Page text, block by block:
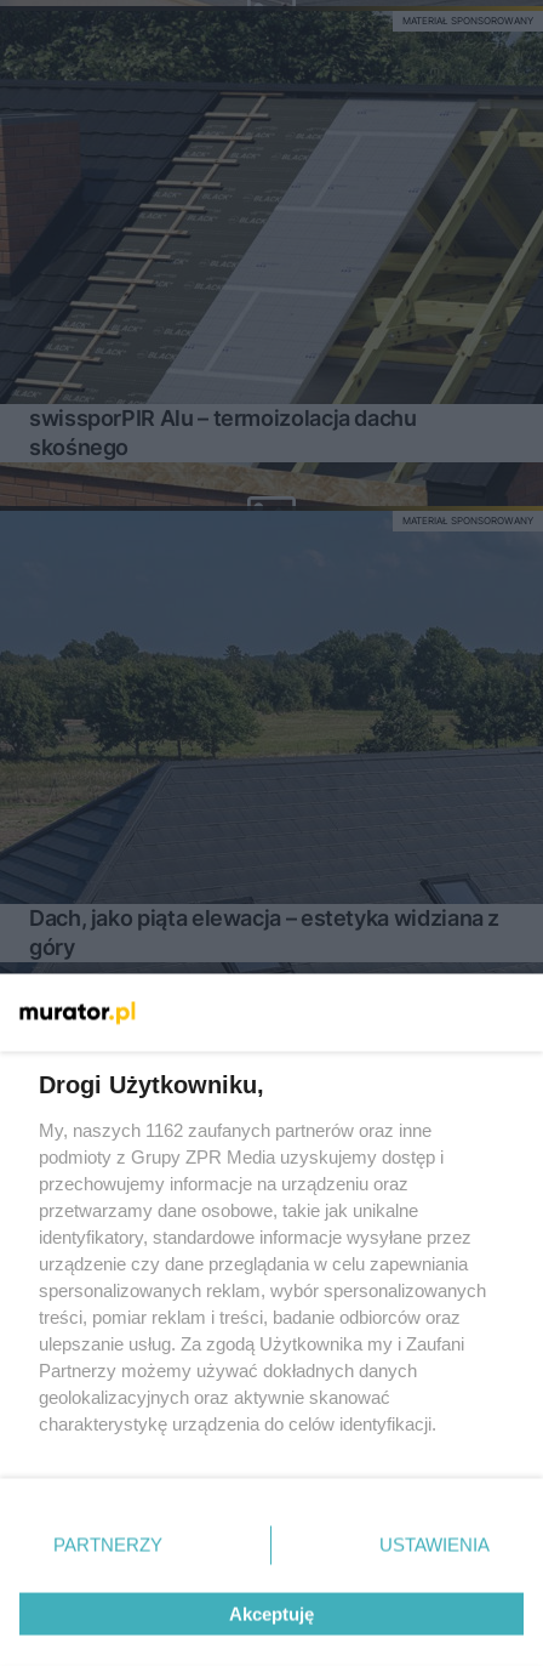
swissporPIR Alu – termoizolacja dachu
skośnego
MATERIAŁ SPONSOROWANY
Dach, jako piąta elewacja – estetyka widziana z
góry
MATERIAŁ SPONSOROWANY
Żaden utwór zamieszczony w serwisie nie może być powielany i
rozpowszechniany lub dalej rozpowszechniany w jakikolwiek
sposób (w tym także elektroniczny lub mechaniczny) na
jakimkolwiek polu eksploatacji w jakiejkolwiek formie, włącznie z
umieszczaniem w Internecie bez pisemnej zgody właściciela praw.
Jakiekolwiek użycie lub wykorzystanie utworów w całości lub w
części z naruszeniem prawa, tzn. bez właściwej zgody, jest
zabronione pod groźbą kary i może być ścigane prawnie.
Drogi Użytkowniku,
My, naszych 1162 zaufanych partnerów oraz inne
podmioty z Grupy ZPR Media uzyskujemy dostęp i
przechowujemy informacje na urządzeniu oraz
przetwarzamy dane osobowe, takie jak unikalne
identyfikatory, standardowe informacje wysyłane przez
urządzenie czy dane przeglądania w celu zapewniania
spersonalizowanych reklam, wybór spersonalizowanych
treści, pomiar reklam i treści, badanie odbiorców oraz
ulepszanie usług. Za zgodą Użytkownika my i Zaufani
Partnerzy możemy używać dokładnych danych
geolokalizacyjnych oraz aktywnie skanować
charakterystykę urządzenia do celów identyfikacji.
zmienić/wycofać klikając przycisk ustawień prywatności
znajdujący się w lewym dolnym rogu strony
rodzaje przetwarzania danych nie wymagają zgody
użytkownika, ale masz prawo sprzeciwić się takiemu
przetwarzaniu. Preferencje będą miały zastosowanie tylko
PARTNERZY USTAWIENIA
Akceptuję